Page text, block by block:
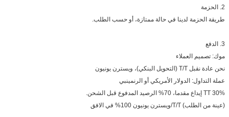
2. الحزمة
طريقة الحزمة لدينا في حالة ممتازة، أو حسب الطلب.
3. الدفع
موك: تصميم العملاء
نحن عادة نقبل T/T (التحويل البنكي)، ويسترن يونيون
عملة التداول: الدولار الأمريكي أو الرنمينبي
TT 30% إيداع مقدما، 70% الرصيد المدفوع قبل الشحن.
(عينة من الطلب) T/T/ويسترن يونيون 100% في الافق